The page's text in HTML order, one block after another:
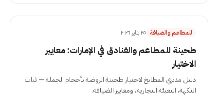
للمطاعم والضيافة ٢٥ يناير ٢٠٢٦
طحينة للمطاعم والفنادق في الإمارات: معايير
الاختيار
دليل مديري المطابخ لاختيار طحينة الروضة بأحجام الجملة — ثبات
النكهة، التعبئة التجارية، ومعايير الضيافة.